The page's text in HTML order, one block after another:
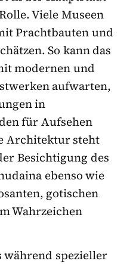
Viele Museen
Prachtbauten und
So kann das
modernen und
aufwarten,
in
für Aufsehen
Architektur steht
Besichtigung des
ebenso wie
gotischen
Wahrzeichen
während spezieller